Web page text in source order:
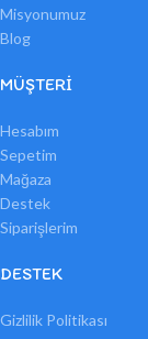
Misyonumuz
Blog
MÜŞTERI
Hesabım
Sepetim
Mağaza
Destek
Siparişlerim
DESTEK
Gizlilik Politikası